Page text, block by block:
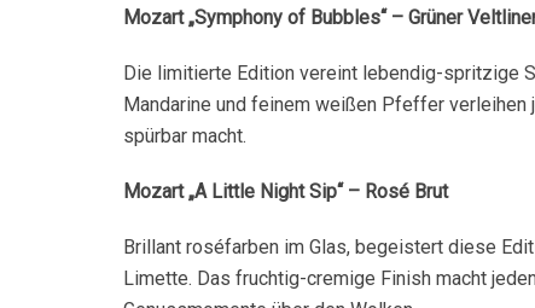
Mozart „Symphony of Bubbles“ – Grüner
Die limitierte Edition vereint lebendig-spritzige
Mandarine und feinem weißen Pfeffer
spürbar macht.
Mozart „A Little Night Sip“ – Rosé Brut
Brillant roséfarben im Glas, begeistert diese
Limette. Das fruchtig-cremige Finish macht